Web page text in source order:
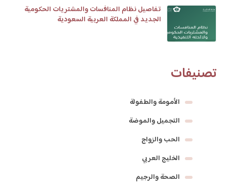
تفاصيل نظام المنافسات والمشتريات الحكومية
الجديد في المملكة العربية السعودية
تصنيفات
الأمومة والطفولة
التجميل والموضة
الحب والزواج
الخليج العربي
الصحة والرجيم